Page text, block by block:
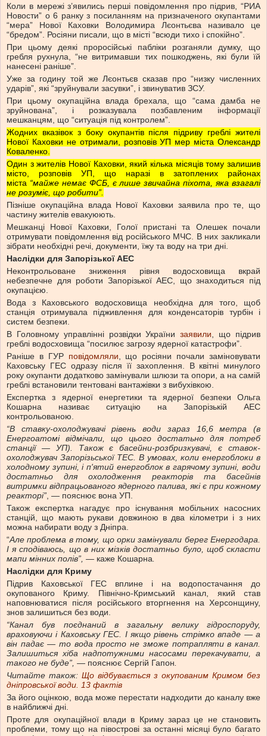
Коли в мережі з’явились перші повідомлення про підрив, “РИА
Новости” о 6 ранку з посиланням на призначеного окупантами
“мера” Нової Каховки Володимира Лєонтьєва називало це
“бредом”. Росіяни писали, що в місті “всюди тихо і спокійно”.
При цьому деякі проросійські пабліки розганяли думку, що
гребля рухнула, “не витримавши тих пошкоджень, які були їй
нанесені раніше”.
Уже за годину той же Лєонтьєв сказав про “низку численних
ударів”, які “зруйнували засувки”, і звинуватив ЗСУ.
При цьому окупаційна влада брехала, що “сама дамба не
зруйнована”, і розказувала позбавленим інформації
мешканцям, що “ситуація під контролем”.
Жодних вказівок з боку окупантів після підриву греблі жителі
Нової Каховки не отримали, розповів УП мер міста Олександр
Коваленко.
Один з жителів Нової Каховки, який кілька місяців тому залишив
місто, розповів УП, що наразі в затоплених районах
міста “майже немає ФСБ, є лише звичайна піхота, яка взагалі
не розуміє, що робити”.
Пізніше окупаційна влада Нової Каховки заявила про те, що
частину жителів евакуюють.
Мешканці Нової Каховки, Голої пристані та Олешек почали
отримувати повідомлення від російського МЧС. В них закликали
зібрати необхідні речі, документи, їжу та воду на три дні.
Наслідки для Запорізької АЕС
Неконтрольоване зниження рівня водосховища вкрай
небезпечне для роботи Запорізької АЕС, що знаходиться під
окупацією.
Вода з Каховського водосховища необхідна для того, щоб
станція отримувала підживлення для конденсаторів турбін і
систем безпеки.
В Головному управлінні розвідки Українизаявили , що підрив
греблі водосховища “посилює загрозу ядерної катастрофи”.
Раніше в ГУР повідомляли , що росіяни почали заміновувати
Каховську ГЕС одразу після її захоплення. В квітні минулого
року окупанти додатково замінували шлюзи та опори, а на самій
греблі встановили тентовані вантажівки з вибухівкою.
Експертка з ядерної енергетики та ядерної безпеки Ольга
Кошарна називає ситуацію на Запорізькій АЕС
контрольованою.
“В ставку-охолоджувачі рівень води зараз 16,6 метра (в
Енергоатомі відмічали, що цього достатьно для потреб
станції — УП). Також є басейни-розбризкувачі, є ставок-
охолоджувач Запорізьської ТЕС. В умовах, коли енергоблоки в
холодному зупині, і п'ятий енергоблок в гарячому зупині, води
достатньо для охолодження реакторів та басейнів
витримки відпрацьованого ядерного палива, які є при кожному
реакторі” , — пояснює вона УП.
Також експертка нагадує про існування мобільних насосних
станцій, що мають рукави довжиною в два кілометри і з них
можна набирати воду з Дніпра.
“Але проблема в тому, що орки замінували берег Енергодара.
І я сподіваюсь, що в них мізків достатньо було, щоб скласти
мапи мінних полів”, — каже Кошарна
Наслідки для Криму
Підрив Каховської ГЕС вплине і на водопостачання до
окупованого Криму. Північно-Кримський канал, який став
наповнюватися після російського вторгнення на Херсонщину,
знов залишиться без води.
“Канал був поєднаний в загальну велику гідроспоруду,
враховуючи і Каховську ГЕС. І якщо рівень стрімко впаде — а
він падає — то вода просто не зможе потрапляти в канал.
Залишиться хіба надпотужними насосами перекачувати, а
такого не буде”, — пояснює Сергій Гапон
Читайте також: Що відбувається з окупованим Кримом без
дніпровської води. 13 фактів
За його оцінкою, вода може перестати надходити до каналу вже
в найближчі дні.
Проте для окупаційної влади в Криму зараз це не становить
проблеми, тому що на півострові за останні місяці було багато